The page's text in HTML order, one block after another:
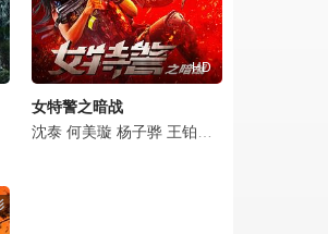
韩潇珧 贝勒 杨志刚 孙雪宁 陈冠英
张海峰 孙蛟龙 钱思怡 赵樱子
刘威 岳丽娜 何政军 奚望
刘洁 蒋梦婕 王茂蕾 陈创 宋佳
赵左 秦大森 韩永昌 张宸彬
HD
女特警之暗战
沈泰 何美璇 杨子骅 王铂清